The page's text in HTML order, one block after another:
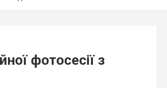
фотосесії з